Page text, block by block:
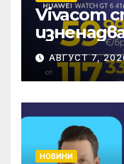
Vivacom
през
АВГУСТ 7,
НОВИНИ